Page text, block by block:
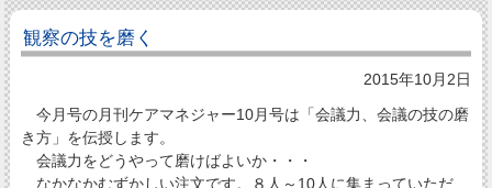
観察の技を磨く
2015年10月2日
今月号の月刊ケアマネジャー10月号は「会議力、会議の技の磨
き方」を伝授します。
会議力をどうやって磨けばよいか・・・
なかなかむずかしい注文です。８人～10人に集まっていただ